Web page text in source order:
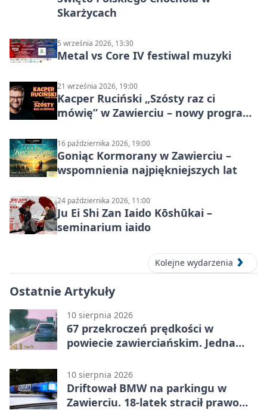
Skarżycach
5 września 2026, 13:30
Metal vs Core IV festiwal muzyki
21 września 2026, 19:00
Kacper Ruciński „Szósty raz ci
mówię” w Zawierciu – nowy program
16 października 2026, 19:00
Goniąc Kormorany w Zawierciu –
wspomnienia najpiękniejszych lat
24 października 2026, 11:00
Ju Ei Shi Zan Iaido Kōshūkai –
seminarium iaido
Kolejne wydarzenia
Ostatnie Artykuły
10 sierpnia 2026
67 przekroczeń prędkości w
powiecie zawierciańskim. Jedna
10 sierpnia 2026
Driftował BMW na parkingu w
Zawierciu. 18-latek stracił prawo